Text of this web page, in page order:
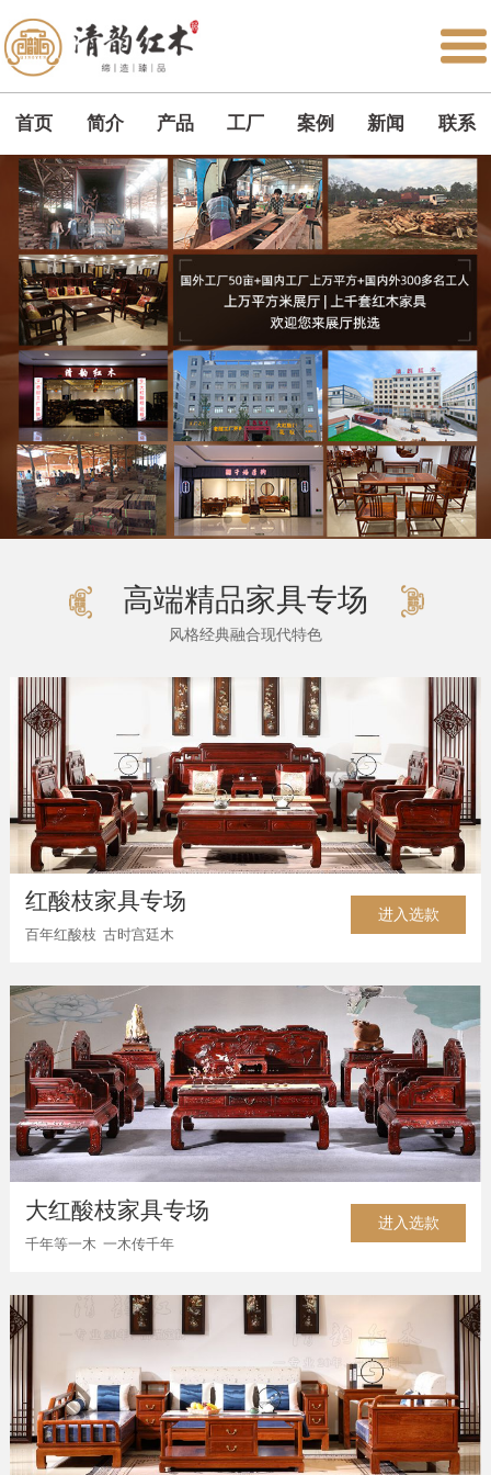
首页 简介 产品 工厂 案例 新闻 联系
高端精品家具专场
风格经典融合现代特色
红酸枝家具专场
百年红酸枝 古时宫廷木
进入选款
大红酸枝家具专场
千年等一木 一木传千年
进入选款